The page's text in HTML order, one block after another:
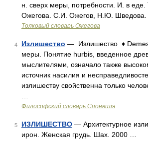
н. сверх меры, потребности. И. в еде.
Ожегова. С.И. Ожегов, Н.Ю. Шведова.
Толковый словарь Ожегова
4 Излишество — Излишество ♦
меры. Понятие hurbis, введенное
мыслителями, означало также
источник насилия и
излишеству свойственна только
Философский словарь Спонвиля
5 ИЗЛИШЕСТВО — Архитектурное
ирон. Женская грудь. Шах. 2000 …